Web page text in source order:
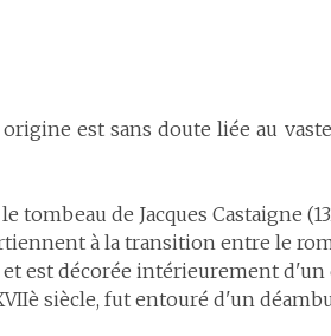
est sans doute liée au
de Jacques Castaigne
à la transition entre le
est décorée intérieurement
siècle, fut entouré d'un